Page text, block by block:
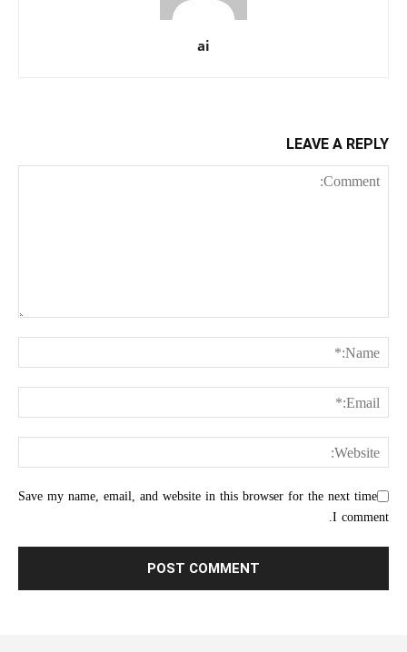
ai
LEAVE A REPLY
Save my name, email, and website in this browser for the next time
I comment.